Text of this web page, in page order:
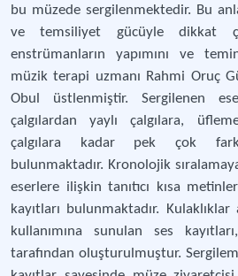
bu müzede sergilenmektedir. Bu
ve temsiliyet gücüyle dikkat
enstrümanların yapımını ve
müzik terapi uzmanı Rahmi Oruç
Obul üstlenmiştir. Sergilenen
çalgılardan yaylı çalgılara,
çalgılara kadar pek çok
bulunmaktadır. Kronolojik
eserlere ilişkin tanıtıcı kısa
kayıtları bulunmaktadır. Kulaklıklar
kullanımına sunulan ses
tarafından oluşturulmuştur.